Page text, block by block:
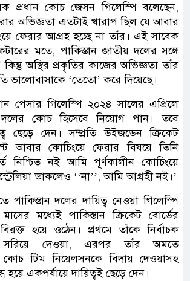
প্রধান কোচ জেসন গিলেস্পি বলেছেন,
অভিজ্ঞতা এতটাই খারাপ ছিল যে আবার
ফেরার আগ্রহ হচ্ছে না তাঁর। এই সাবেক
মতে, পাকিস্তান জাতীয় দলের সঙ্গে
অস্থির প্রকৃতির কাজের অভিজ্ঞতা তাঁর
ভালোবাসাকে ‘তেতো’ করে দিয়েছে।
পেসার গিলেস্পি ২০২৪ সালের এপ্রিলে
দলের কোচ হিসেবে নিয়োগ পান। তবে
ছেড়ে দেন। সম্প্রতি উইজডেন ক্রিকেট
আবার কোচিংয়ে ফেরার বিষয়ে তিনি
নিশ্চিত নই আমি পূর্ণকালীন কোচিংয়ে
ডাকলেও ‘‘না’’, আমি আগ্রহী নই।’
পাকিস্তান দলের দায়িত্ব নেওয়া গিলেস্পি
মধ্যেই পাকিস্তান ক্রিকেট বোর্ডের
হয়ে ওঠেন। প্রথমে তাঁকে নির্বাচক
সরিয়ে দেওয়া, এরপর তাঁর অমতে
কোচ টিম নিয়েলসনকে বিদায় দেওয়াসহ
হয়ে একপর্যায়ে দায়িত্বই ছেড়ে দেন।